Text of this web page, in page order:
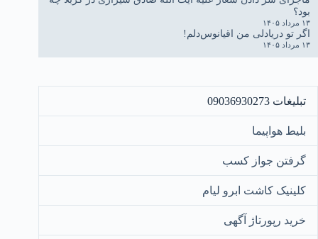
بود؟
۱۳ مرداد ۱۴۰۵
اگر تو دریادلی من اقیانوس‌دلم!
۱۳ مرداد ۱۴۰۵
تبلیغات 09036930273
بلیط هواپیما
گرفتن جواز کسب
کلینیک کاشت ابرو لیام
خرید رپورتاژ آگهی